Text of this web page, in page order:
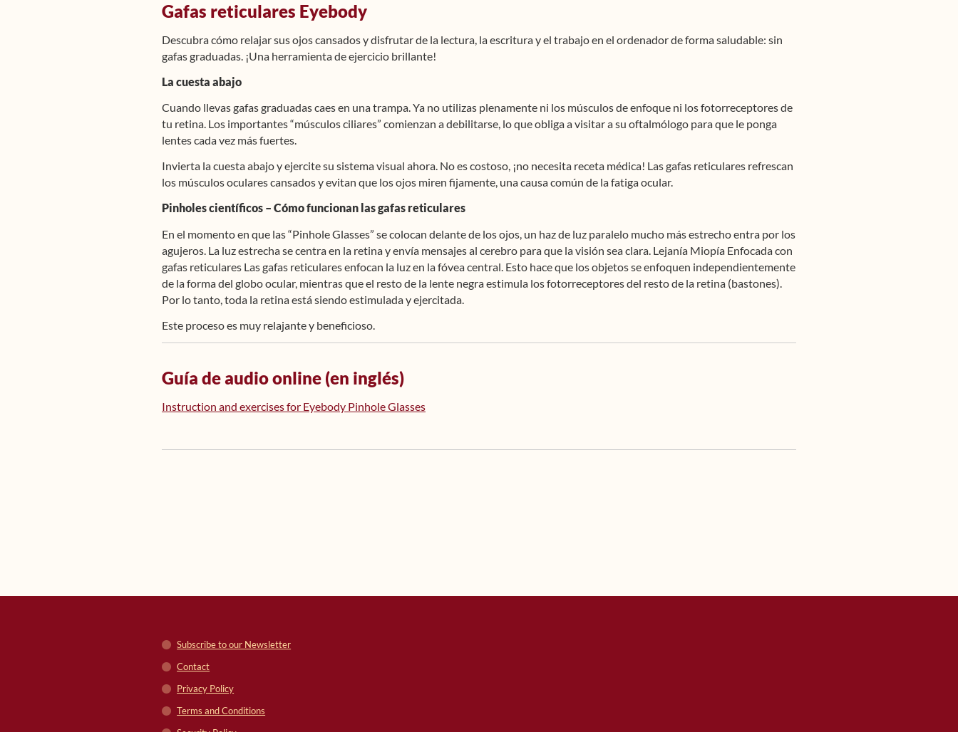
Gafas reticulares Eyebody
Descubra cómo relajar sus ojos cansados y disfrutar de la lectura, la escritura y el trabajo en el ordenador de forma saludable: sin
gafas graduadas. ¡Una herramienta de ejercicio brillante!
La cuesta abajo
Cuando llevas gafas graduadas caes en una trampa. Ya no utilizas plenamente ni los músculos de enfoque ni los fotorreceptores de
tu retina. Los importantes “músculos ciliares” comienzan a debilitarse, lo que obliga a visitar a su oftalmólogo para que le ponga
lentes cada vez más fuertes.
Invierta la cuesta abajo y ejercite su sistema visual ahora. No es costoso, ¡no necesita receta médica! Las gafas reticulares refrescan
los músculos oculares cansados y evitan que los ojos miren fijamente, una causa común de la fatiga ocular.
Pinholes científicos – Cómo funcionan las gafas reticulares
En el momento en que las “Pinhole Glasses” se colocan delante de los ojos, un haz de luz paralelo mucho más estrecho entra por los
agujeros. La luz estrecha se centra en la retina y envía mensajes al cerebro para que la visión sea clara. Lejanía Miopía Enfocada con
gafas reticulares Las gafas reticulares enfocan la luz en la fóvea central. Esto hace que los objetos se enfoquen independientemente
de la forma del globo ocular, mientras que el resto de la lente negra estimula los fotorreceptores del resto de la retina (bastones).
Por lo tanto, toda la retina está siendo estimulada y ejercitada.
Este proceso es muy relajante y beneficioso.
Guía de audio online (en inglés)
Instruction and exercises for Eyebody Pinhole Glasses
Subscribe to our Newsletter
Contact
Privacy Policy
Terms and Conditions